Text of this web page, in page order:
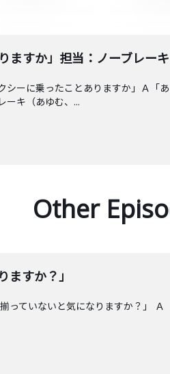
ますか」担当：ノーブレーキ
シーに乗ったことありますか」Ａ
ーキ（あゆむ、...
Other
ますか？」
が揃っていないと気になりま